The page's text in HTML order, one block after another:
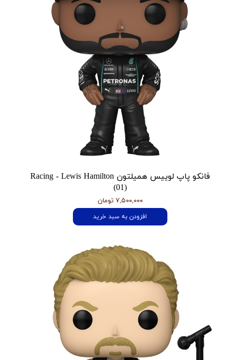
فانکو پاپ لوییس همیلتون Racing - Lewis Hamilton
(01)
۷,۵۰۰,۰۰۰ تومان
افزودن به سبد خرید